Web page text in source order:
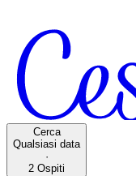
Cerca
Qualsiasi data
·
2 Ospiti